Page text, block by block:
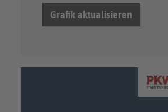
Grafik aktualisieren